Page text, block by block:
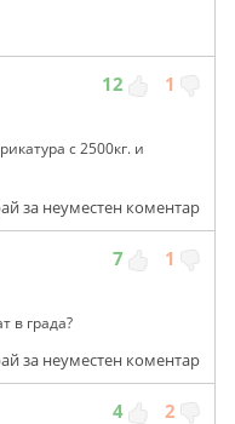
12 1
с 2500кг. и
за неуместен коментар
7 1
в града?
за неуместен коментар
4 2